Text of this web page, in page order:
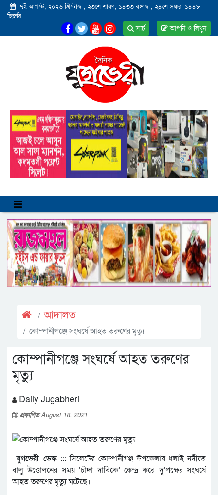
৭ই আগস্ট, ২০২৬ খ্রিস্টাব্দ , ২৩শে শ্রাবণ, ১৪৩৩ বঙ্গাব্দ , ২৪শে সফর, ১৪৪৮
হিজরি
আপনি ও লিখুন
সার্চ
আদালত
কোম্পানীগঞ্জে সংঘর্ষে আহত তরুণের মৃত্যু
কোম্পানীগঞ্জে সংঘর্ষে আহত তরুণের
মৃত্যু
Daily Jugabheri
প্রকাশিতAugust 18, 2021
যুগভেরী ডেস্ক ::: সিলেটের কোম্পানীগঞ্জ উপজেলার ধলাই নদীতে
বালু উত্তোলনের সময় ‘চাঁদা দাবিকে’ কেন্দ্র করে দু’পক্ষের সংঘর্ষে
আহত তরুণের মৃত্যু ঘটেছে।